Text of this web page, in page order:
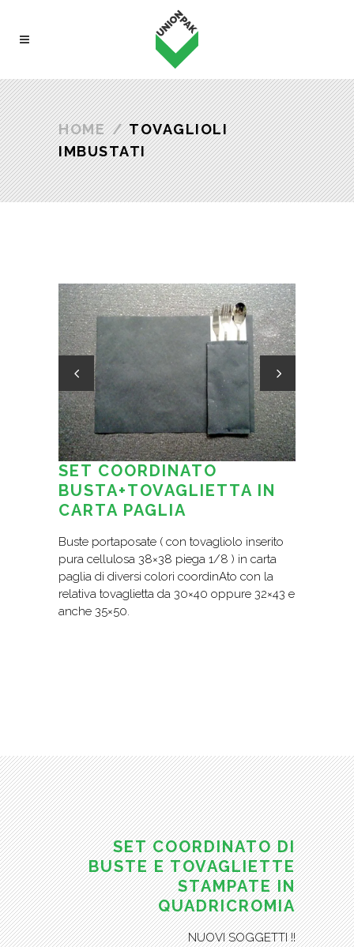
HOME / TOVAGLIOLI
IMBUSTATI
SET COORDINATO
BUSTA+TOVAGLIETTA IN
CARTA PAGLIA
Buste portaposate ( con tovagliolo inserito
pura cellulosa 38×38 piega 1/8 ) in carta
paglia di diversi colori coordinAto con la
relativa tovaglietta da 30×40 oppure 32×43 e
anche 35×50.
SET COORDINATO DI
BUSTE E TOVAGLIETTE
STAMPATE IN
QUADRICROMIA
NUOVI SOGGETTI !!